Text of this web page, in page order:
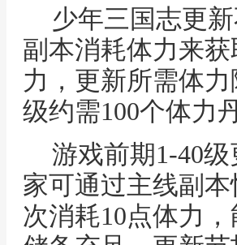
少年三国志更
副本消耗体力来
力，更新所需体
级约需100个体力
游戏前期1-40
家可通过主线副
次消耗10点体力